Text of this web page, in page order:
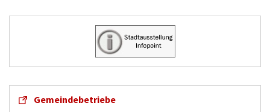
Gemeindebetriebe